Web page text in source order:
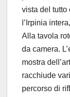
vista del tutto
l’Irpinia
Alla tavola
da camera.
mostra
racchiude
percorso di